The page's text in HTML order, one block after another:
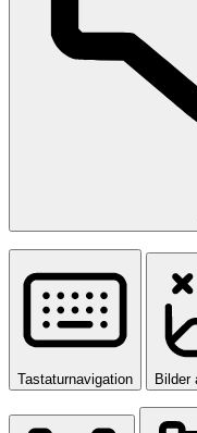
Tastaturnavigation Bilder